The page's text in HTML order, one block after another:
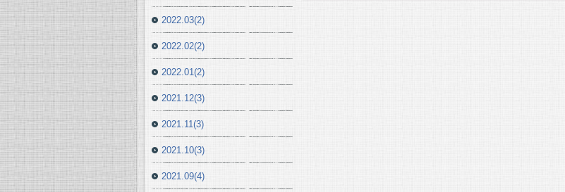
2022.03(2)
2022.02(2)
2022.01(2)
2021.12(3)
2021.11(3)
2021.10(3)
2021.09(4)